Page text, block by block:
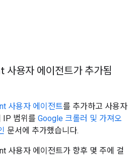
용자 에이전트가 추가됨
사용자 에이전트를 추가하고 사용자
IP 범위를 Google 크롤러 및 가져오
문서에 추가했습니다.
사용자 에이전트가 향후 몇 주에 걸